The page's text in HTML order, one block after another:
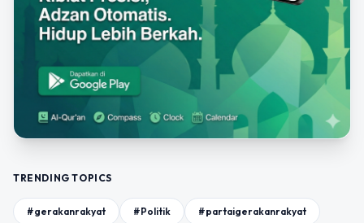
TRENDING TOPICS
#gerakanrakyat #Politik #partaigerakanrakyat